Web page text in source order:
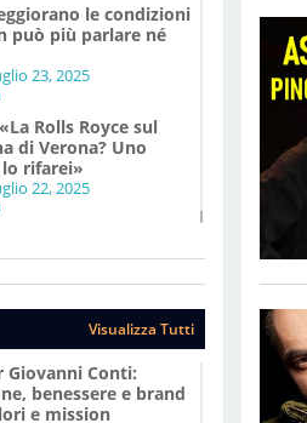
le condizioni
può più parlare né
23, 2025
Rolls Royce sul
di Verona? Uno
rifarei»
22, 2025
Visualizza Tutti
Giovanni Conti:
benessere e brand
e mission